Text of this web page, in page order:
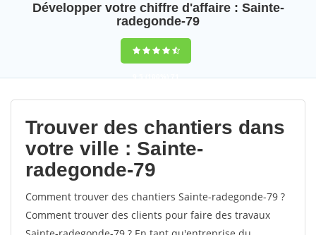
Développer votre chiffre d'affaire : Sainte-
radegonde-79
9,5(100%)71
votes
Trouver des chantiers dans
votre ville : Sainte-
radegonde-79
Comment trouver des chantiers Sainte-radegonde-79 ?
Comment trouver des clients pour faire des travaux